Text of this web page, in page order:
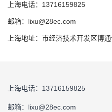
上海电话：13716159825
邮箱：lixu@28ec.com
上海地址：市经济技术开发区博
上海电话：13716159825
邮箱：lixu@28ec.com